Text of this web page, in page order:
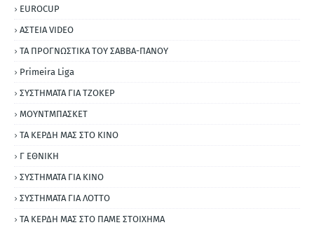
EUROCUP
ΑΣΤΕΙΑ VIDEO
ΤΑ ΠΡΟΓΝΩΣΤΙΚΑ ΤΟΥ ΣΑΒΒΑ-ΠΑΝΟΥ
Primeira Liga
ΣΥΣΤΗΜΑΤΑ ΓΙΑ ΤΖΟΚΕΡ
ΜΟΥΝΤΜΠΑΣΚΕΤ
ΤΑ ΚΕΡΔΗ ΜΑΣ ΣΤΟ ΚΙΝΟ
Γ ΕΘΝΙΚΗ
ΣΥΣΤΗΜΑΤΑ ΓΙΑ ΚΙΝΟ
ΣΥΣΤΗΜΑΤΑ ΓΙΑ ΛΟΤΤΟ
ΤΑ ΚΕΡΔΗ ΜΑΣ ΣΤΟ ΠΑΜΕ ΣΤΟΙΧΗΜΑ